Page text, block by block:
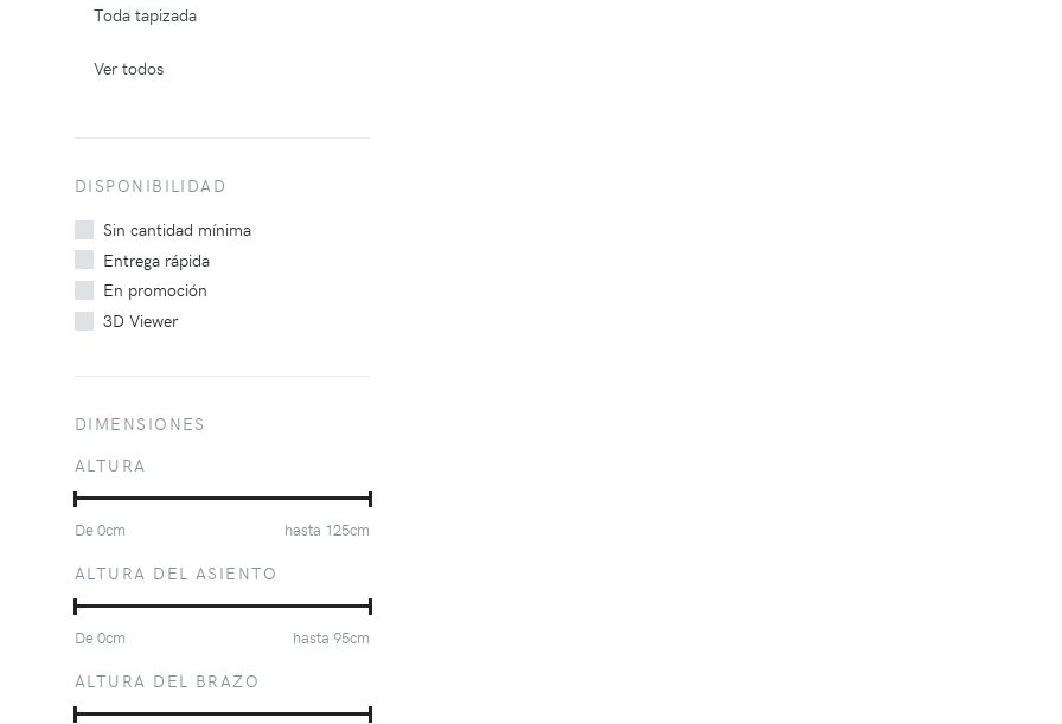
Toda tapizada
Ver todos
DISPONIBILIDAD
Sin cantidad mínima
Entrega rápida
En promoción
3D Viewer
DIMENSIONES
ALTURA
De0cm hasta 125cm
ALTURA DEL ASIENTO
De0cm hasta 95cm
ALTURA DEL BRAZO